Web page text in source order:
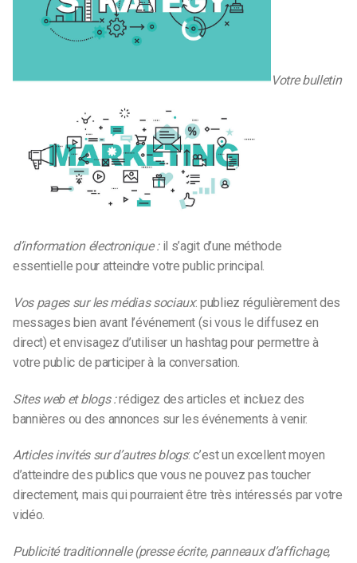
Votre bulletin
d’information électronique :il s’agit d’une méthode
essentielle pour atteindre votre public principal.
Vos pages sur les médias sociaux: publiez régulièrement des
messages bien avant l’événement (si vous le diffusez en
direct) et envisagez d’utiliser un hashtag pour permettre à
votre public de participer à la conversation.
Sites web et blogs :rédigez des articles et incluez des
bannières ou des annonces sur les événements à venir.
Articles invités sur d’autres blogs: c’est un excellent moyen
d’atteindre des publics que vous ne pouvez pas toucher
directement, mais qui pourraient être très intéressés par votre
vidéo.
Publicité traditionnelle (presse écrite, panneaux d’affichage,